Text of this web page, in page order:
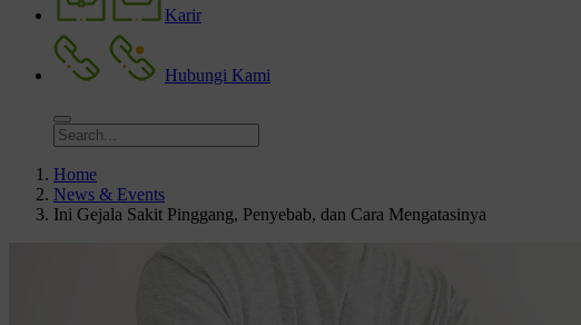
Karir
Hubungi Kami
Home
News & Events
Ini Gejala Sakit Pinggang, Penyebab, dan Cara Mengatasinya